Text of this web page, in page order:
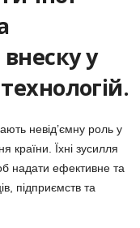
у
невід’ємну роль у
країни. Їхні зусилля
надати ефективне та
підприємств та